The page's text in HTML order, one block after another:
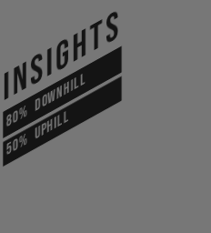
INSIGHTS
80%DOWNHILL
50%UPHILL